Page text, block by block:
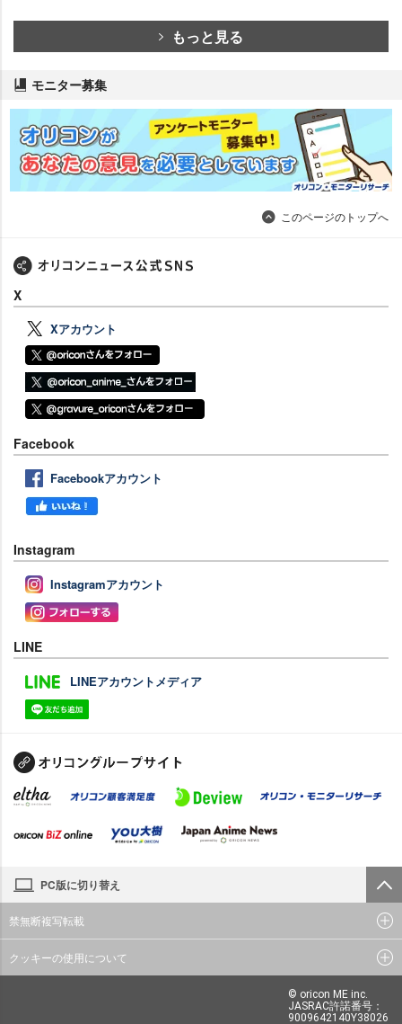
もっと見る
モニター募集
このページのトップへ
X
Xアカウント
Facebook
Facebookアカウント
Instagram
Instagramアカウント
LINE
LINEアカウントメディア
PC版に切り替え
禁無断複写転載
クッキーの使用について
© oricon ME inc.
JASRAC許諾番号：
9009642140Y38026